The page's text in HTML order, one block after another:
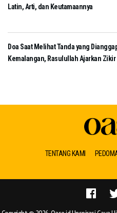
Latin, Arti, dan Keutamaannya
Doa Saat Melihat Tanda yang
Kemalangan, Rasulullah Ajarkan
TENTANG KAMI